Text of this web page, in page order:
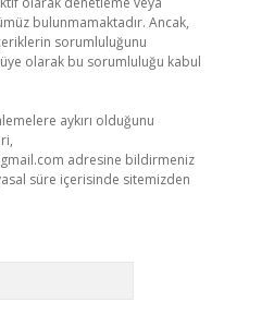
bulunmamaktadır. Ancak,
sorumluluğunu
olarak bu sorumluluğu kabul
aykırı olduğunu
adresine bildirmeniz
süre içerisinde sitemizden